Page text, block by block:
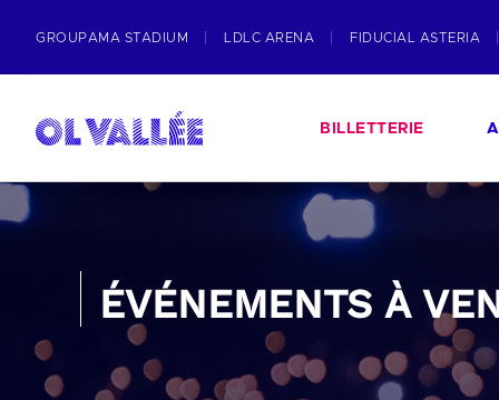
GROUPAMA STADIUM LDLC ARENA FIDUCIAL ASTERIA
BILLETTERIE
ÉVÉNEMENTS À